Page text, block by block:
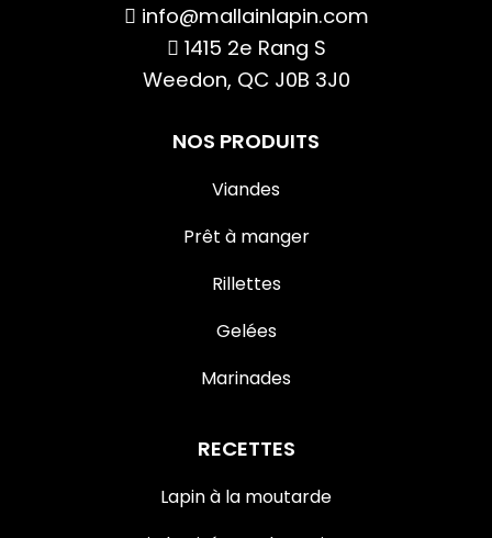
info@mallainlapin.com
1415 2e Rang S
Weedon, QC J0B 3J0
NOS PRODUITS
Viandes
Prêt à manger
Rillettes
Gelées
Marinades
RECETTES
Lapin à la moutarde